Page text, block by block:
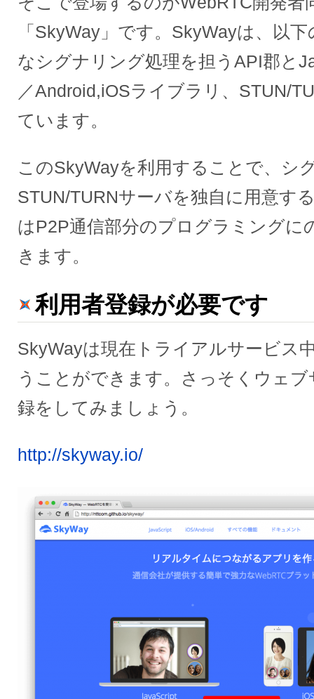
「SkyWay」です。SkyWayは、以
なシグナリング処理を担うAPI郡と
／Android,iOSライブラリ、STUN/
ています。
このSkyWayを利用することで、シ
STUN/TURNサーバを独自に用意す
はP2P通信部分のプログラミングに
きます。
利用者登録が必要です
SkyWayは現在トライアルサービス
うことができます。さっそくウェ
録をしてみましょう。
http://skyway.io/